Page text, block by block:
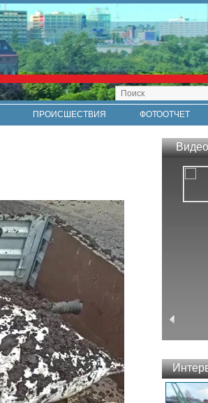
ПРОИСШЕСТВИЯ ФОТООТЧЕТ
Видео